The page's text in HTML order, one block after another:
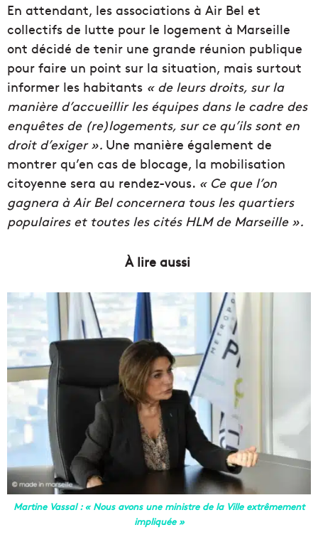
En attendant, les associations à Air Bel et
collectifs de lutte pour le logement à Marseille
ont décidé de tenir une grande réunion publique
pour faire un point sur la situation, mais surtout
informer les habitants « de leurs droits, sur la
manièred’accueillir les équipes dans le cadre des
enquêtes de (re)logements, sur ce qu’ils sont en
droit d’exiger ». Une manière également de
montrer qu’en cas de blocage, la mobilisation
citoyenne sera au rendez-vous. « Ce que l’on
gagnera àAir Belconcernera tous les quartiers
populaires et toutes les cités HLM de Marseille ».
À lire aussi
Martine Vassal : « Nous avons une ministre de la Ville extrêmement
impliquée »